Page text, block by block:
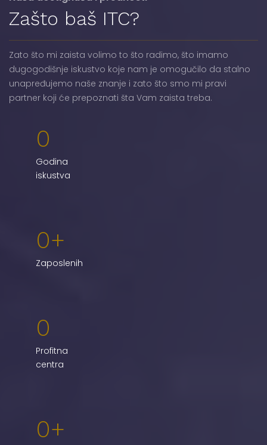
Zašto baš ITC?
Zato što mi zaista volimo to što radimo, što imamo
dugogodišnje iskustvo koje nam je omogučilo da stalno
unapređujemo naše znanje i zato što smo mi pravi
partner koji će prepoznati šta Vam zaista treba.
0
Godina
iskustva
0
Zaposlenih
0
Profitna
centra
0